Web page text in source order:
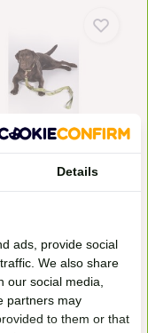
Qooper
van HKM is
naar drie...
Excl.Verzendkosten
Details
ads, provide social
We also share
our social media,
partners may
to them or that